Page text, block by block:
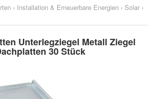
› Installation & Erneuerbare Energien › Solar ›
Unterlegziegel Metall Ziegel
30 Stück